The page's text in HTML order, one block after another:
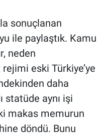
sonuçlanan
ile paylaştık. Kamu
neden
eski Türkiye’ye
daha
statüde aynı işi
makas memurun
döndü. Bunu